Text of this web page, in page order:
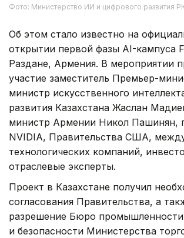
Фото: Министерство ИИ и цифрового развития
Об этом стало известно на
открытии первой фазы AI-кампуса
Раздане, Армения. В мероприятии
участие заместитель Премьер-
министр искусственного
развития Казахстана Жаслан
министр Армении Никол Пашинян,
NVIDIA, Правительства США,
технологических компаний,
отраслевые эксперты.
Проект в Казахстане получил
согласования Правительства, а
разрешение Бюро промышленности
и безопасности Министерства